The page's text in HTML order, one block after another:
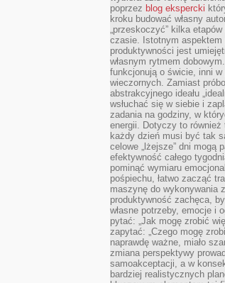
poprzez blog ekspercki
kroku budować własny
„przeskoczyć” kilka
czasie. Istotnym aspektem
produktywności jest
własnym rytmem
funkcjonują o świcie, inni
wieczornych. Zamiast
abstrakcyjnego ideału
wsłuchać się w siebie i
zadania na godziny, w
energii. Dotyczy to również
każdy dzień musi być tak
celowe „lżejsze” dni mogą
efektywność całego
pominąć wymiaru
pośpiechu, łatwo zacząć
maszynę do wykonywania
produktywność zachęca,
własne potrzeby, emocje i
pytać: „Jak mogę zrobić
zapytać: „Czego mogę
naprawdę ważne, miało
zmiana perspektywy
samoakceptacji, a w
bardziej realistycznych